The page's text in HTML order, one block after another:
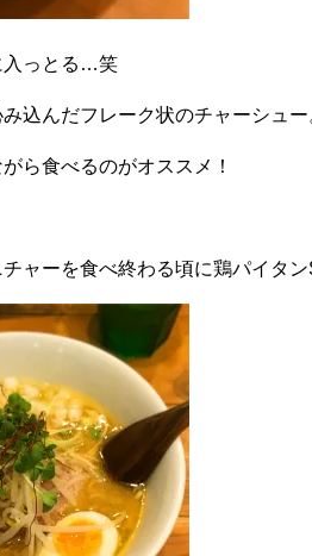
入っとる…笑
込んだフレーク状のチャーシュー
ら食べるのがオススメ！
ャーを食べ終わる頃に鶏パイタン